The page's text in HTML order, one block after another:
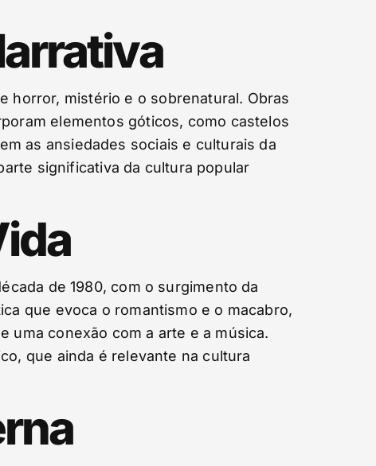
horror, mistério e o sobrenatural. Obras
elementos góticos, como castelos
as ansiedades sociais e culturais da
significativa da cultura popular
de 1980, com o surgimento da
que evoca o romantismo e o macabro,
uma conexão com a arte e a música.
que ainda é relevante na cultura